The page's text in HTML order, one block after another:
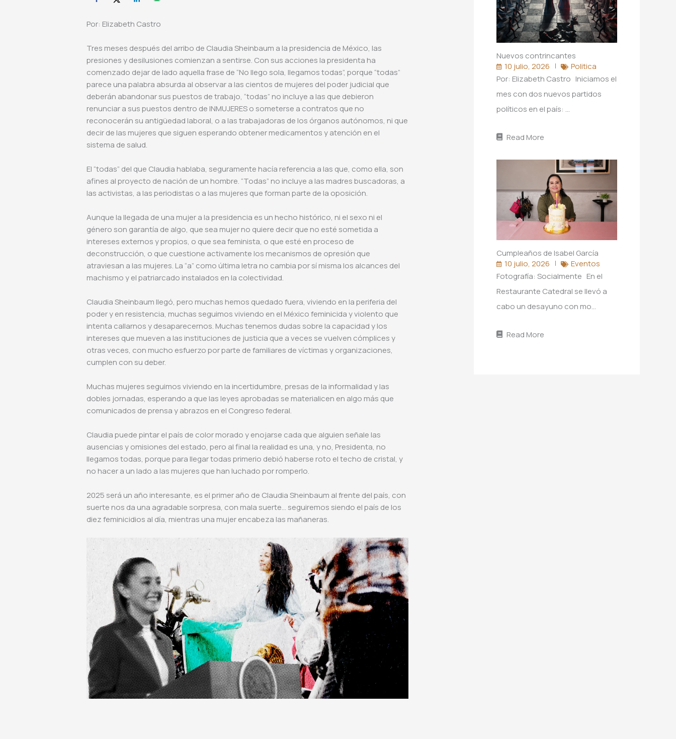
Por: Elizabeth Castro
Tres meses después del arribo de Claudia Sheinbaum a la presidencia de México, las
presiones y desilusiones comienzan a sentirse. Con sus acciones la presidenta ha
comenzado dejar de lado aquella frase de “No llego sola, llegamos todas”, porque “todas”
parece una palabra absurda al observar a las cientos de mujeres del poder judicial que
deberán abandonar sus puestos de trabajo, “todas” no incluye a las que debieron
renunciar a sus puestos dentro de INMUJERES o someterse a contratos que no
reconocerán su antigüedad laboral, o a las trabajadoras de los órganos autónomos, ni que
decir de las mujeres que siguen esperando obtener medicamentos y atención en el
sistema de salud.
El “todas” del que Claudia hablaba, seguramente hacía referencia a las que, como ella, son
afines al proyecto de nación de un hombre. “Todas” no incluye a las madres buscadoras, a
las activistas, a las periodistas o a las mujeres que forman parte de la oposición.
Aunque la llegada de una mujer a la presidencia es un hecho histórico, ni el sexo ni el
género son garantía de algo, que sea mujer no quiere decir que no esté sometida a
intereses externos y propios, o que sea feminista, o que esté en proceso de
deconstrucción, o que cuestione activamente los mecanismos de opresión que
atraviesan a las mujeres. La “a” como última letra no cambia por sí misma los alcances del
machismo y el patriarcado instalados en la colectividad.
Claudia Sheinbaum llegó, pero muchas hemos quedado fuera, viviendo en la periferia del
poder y en resistencia, muchas seguimos viviendo en el México feminicida y violento que
intenta callarnos y desaparecernos. Muchas tenemos dudas sobre la capacidad y los
intereses que mueven a las instituciones de justicia que a veces se vuelven cómplices y
otras veces, con mucho esfuerzo por parte de familiares de víctimas y organizaciones,
cumplen con su deber.
Muchas mujeres seguimos viviendo en la incertidumbre, presas de la informalidad y las
dobles jornadas, esperando a que las leyes aprobadas se materialicen en algo más que
comunicados de prensa y abrazos en el Congreso federal.
Claudia puede pintar el país de color morado y enojarse cada que alguien señale las
ausencias y omisiones del estado, pero al final la realidad es una, y no, Presidenta, no
llegamos todas, porque para llegar todas primerio debió haberse roto el techo de cristal, y
no hacer a un lado a las mujeres que han luchado por romperlo.
2025 será un año interesante, es el primer año de Claudia Sheinbaum al frente del país, con
suerte nos da una agradable sorpresa, con mala suerte… seguiremos siendo el país de los
diez feminicidios al día, mientras una mujer encabeza las mañaneras.
Nuevos contrincantes
10 julio, 2026
Politica
Por: Elizabeth Castro Iniciamos el
mes con dos nuevos partidos
políticos en el país: …
Read More
Cumpleaños de Isabel García
10 julio, 2026
Eventos
Fotografía: Socialmente En el
Restaurante Catedral se llevó a
cabo un desayuno con mo…
Read More